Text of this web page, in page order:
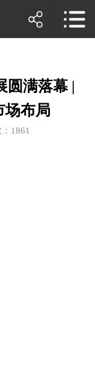
圆满落幕 |
场布局
1861